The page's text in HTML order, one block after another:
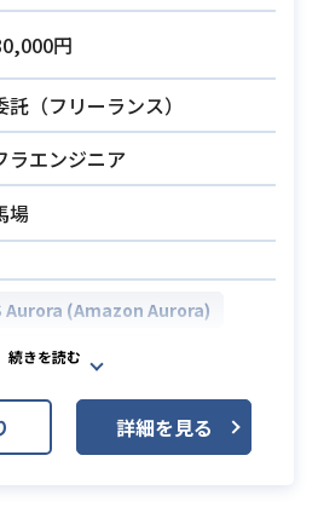
開発経験
の知識（IAM、VPC、S3）
全工程への参画経験
円
託（フリーランス）
ラエンジニア
場
Aurora (Amazon Aurora)
EC2 (Amazon EC2)
IAM
AWS S3
SQS (Amazon SQS)
詳細を見る